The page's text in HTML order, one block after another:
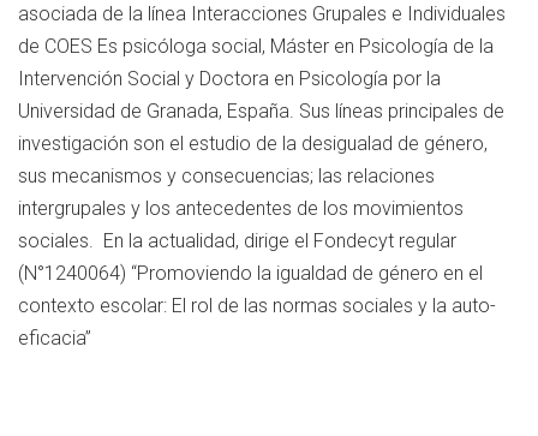
asociada de la línea Interacciones Grupales e Individuales
de COES Es psicóloga social, Máster en Psicología de la
Intervención Social y Doctora en Psicología por la
Universidad de Granada, España. Sus líneas principales de
investigación son el estudio de la desigualad de género,
sus mecanismos y consecuencias; las relaciones
intergrupales y los antecedentes de los movimientos
sociales. En la actualidad, dirige el Fondecyt regular
(N°1240064) “Promoviendo la igualdad de género en el
contexto escolar: El rol de las normas sociales y la auto-
eficacia”